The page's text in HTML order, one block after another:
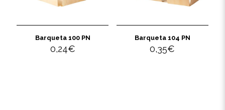
Barqueta 100 PN
0,24€
Barqueta 104 PN
0,35€